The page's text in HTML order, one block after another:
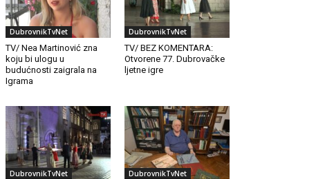
DubrovnikTvNet
TV/ Nea Martinović zna
koju bi ulogu u
budućnosti zaigrala na
Igrama
DubrovnikTvNet
TV/ BEZ KOMENTARA:
Otvorene 77. Dubrovačke
ljetne igre
DubrovnikTvNet DubrovnikTvNet